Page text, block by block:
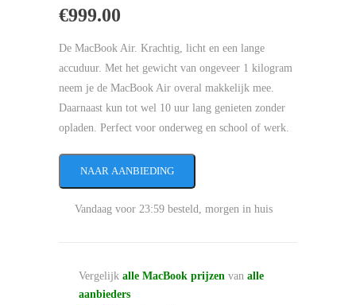
€999.00
De MacBook Air. Krachtig, licht en een lange
accuduur. Met het gewicht van ongeveer 1 kilogram
neem je de MacBook Air overal makkelijk mee.
Daarnaast kun tot wel 10 uur lang genieten zonder
opladen. Perfect voor onderweg en school of werk.
NAAR AANBIEDING
Vandaag voor 23:59 besteld, morgen in huis
Vergelijk alle MacBook prijzen van alle
aanbieders